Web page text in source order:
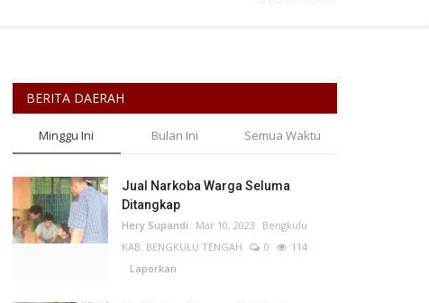
BERITA DAERAH
Minggu Ini Bulan Ini Semua Waktu
Jual Narkoba Warga Seluma
Ditangkap
Hery Supandi Mar 10, 2023
Bengkulu
KAB. BENGKULU TENGAH
0
114
Laporkan